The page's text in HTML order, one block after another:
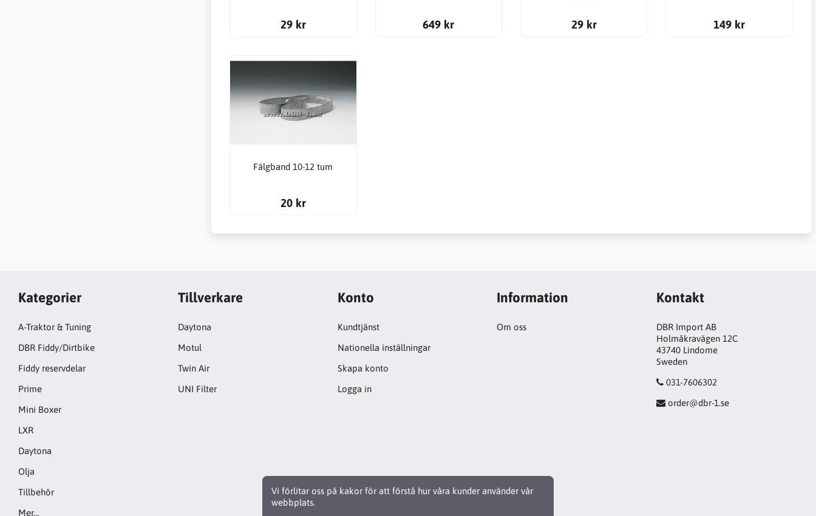
29 kr 649 kr 29 kr 149 kr
Fälgband 10-12 tum
20 kr
Vi förlitar oss på kakor för att förstå hur våra kunder använder vår
webbplats.
Kategorier
A-Traktor & Tuning
DBR Fiddy/Dirtbike
Fiddy reservdelar
Prime
Mini Boxer
LXR
Daytona
Olja
Tillbehör
Mer…
Tillverkare
Daytona
Motul
Twin Air
UNI Filter
Konto
Kundtjänst
Nationella inställningar
Skapa konto
Logga in
Information
Om oss
Kontakt
DBR Import AB
Holmåkravägen 12C
43740 Lindome
Sweden
031-7606302
order@dbr-1.se